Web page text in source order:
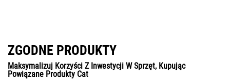
ZGODNE PRODUKTY
Maksymalizuj Korzyści Z Inwestycji W Sprzęt, Kupując
Powiązane Produkty Cat